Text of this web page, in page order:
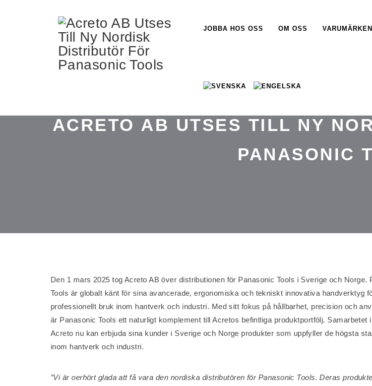
JOBBA HOS OSS OM OSS VARUMÄRKEN
ACRETO AB UTSES TILL NY
PANASONIC
Den 1 mars 2025 tog Acreto AB över distributionen för Panasonic Tools i Sverige och Norge.
Tools är globalt känt för sina avancerade, ergonomiska och tekniskt innovativa handverktyg
professionellt bruk inom hantverk och industri. Med sitt fokus på hållbarhet, precision och
är Panasonic Tools ett naturligt komplement till Acretos befintliga produktportfölj. Samarbetet
Acreto nu kan erbjuda sina kunder i Sverige och Norge produkter som uppfyller de högsta
inom hantverk och industri.
”Vi är oerhört glada att få vara den nordiska distributören för Panasonic Tools. Deras